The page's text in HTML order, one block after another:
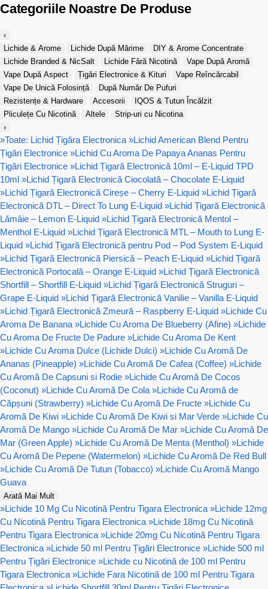
Categoriile Noastre De Produse
‹
Lichide & Arome
Lichide După Mărime
DIY & Arome Concentrate
Lichide Branded & NicSalt
Lichide Fără Nicotină
Vape După Aromă
Vape După Aspect
Țigări Electronice & Kituri
Vape Reîncărcabil
Vape De Unică Folosință
După Număr De Pufuri
Rezistențe & Hardware
Accesorii
IQOS & Tutun Încălzit
Pliculețe Cu Nicotină
Altele
Strip-uri cu Nicotina
›
»Toate: Lichid Țigăra Electronica »Lichid American Blend Pentru
Țigări Electronice »Lichid Cu Aroma De Papaya Ananas Pentru
Țigări Electronice »Lichid Țigară Electronică 10ml – E-Liquid TPD
10ml »Lichid Țigară Electronică Ciocolată – Chocolate E-Liquid
»Lichid Țigară Electronică Cireșe – Cherry E-Liquid »Lichid Țigară
Electronică DTL – Direct To Lung E-Liquid »Lichid Țigară Electronică
Lămâie – Lemon E-Liquid »Lichid Țigară Electronică Mentol –
Menthol E-Liquid »Lichid Țigară Electronică MTL – Mouth to Lung E-
Liquid »Lichid Țigară Electronică pentru Pod – Pod System E-Liquid
»Lichid Țigară Electronică Piersică – Peach E-Liquid »Lichid Țigară
Electronică Portocală – Orange E-Liquid »Lichid Țigară Electronică
Shortfill – Shortfill E-Liquid »Lichid Țigară Electronică Struguri –
Grape E-Liquid »Lichid Țigară Electronică Vanilie – Vanilla E-Liquid
»Lichid Țigară Electronică Zmeură – Raspberry E-Liquid »Lichide Cu
Aroma De Banana »Lichide Cu Aroma De Blueberry (Afine) »Lichide
Cu Aroma De Fructe De Padure »Lichide Cu Aroma De Kent
»Lichide Cu Aroma Dulce (Lichide Dulci) »Lichide Cu Aromă De
Ananas (Pineapple) »Lichide Cu Aromă De Cafea (Coffee) »Lichide
Cu Aromă De Capsuni si Rodie »Lichide Cu Aromă De Cocos
(Coconut) »Lichide Cu Aromă De Cola »Lichide Cu Aromă de
Căpșuni (Strawberry) »Lichide Cu Aromă De Fructe »Lichide Cu
Aromă De Kiwi »Lichide Cu Aromă De Kiwi si Mar Verde »Lichide Cu
Aromă De Mango »Lichide Cu Aromă De Mar »Lichide Cu Aromă De
Mar (Green Apple) »Lichide Cu Aromă De Menta (Menthol) »Lichide
Cu Aromă De Pepene (Watermelon) »Lichide Cu Aromă De Red Bull
»Lichide Cu Aromă De Tutun (Tobacco) »Lichide Cu Aromă Mango
Guava
Arată Mai Mult
»Lichide 10 Mg Cu Nicotină Pentru Tigara Electronica »Lichide 12mg
Cu Nicotină Pentru Tigara Electronica »Lichide 18mg Cu Nicotină
Pentru Tigara Electronica »Lichide 20mg Cu Nicotină Pentru Tigara
Electronica »Lichide 50 ml Pentru Țigări Electronice »Lichide 500 ml
Pentru Țigări Electronice »Lichide cu Nicotină de 100 ml Pentru
Tigara Electronica »Lichide Fara Nicotină de 100 ml Pentru Tigara